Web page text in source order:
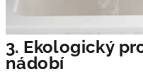
3. Ekologický
nádobí